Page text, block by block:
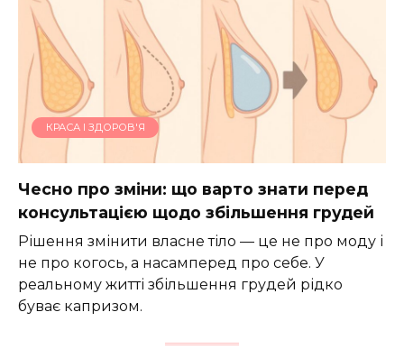
КРАСА І ЗДОРОВ'Я
Чесно про зміни: що варто знати перед
консультацією щодо збільшення грудей
Рішення змінити власне тіло — це не про моду і
не про когось, а насамперед про себе. У
реальному житті збільшення грудей рідко
буває капризом.